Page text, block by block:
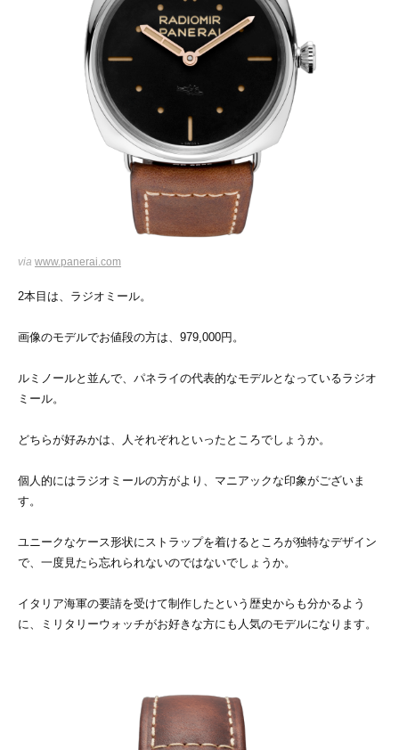
via www.panerai.com
2本目は、ラジオミール。
画像のモデルでお値段の方は、979,000円。
ルミノールと並んで、パネライの代表的なモデルとなっているラジオ
ミール。
どちらが好みかは、人それぞれといったところでしょうか。
個人的にはラジオミールの方がより、マニアックな印象がございま
す。
ユニークなケース形状にストラップを着けるところが独特なデザイン
で、一度見たら忘れられないのではないでしょうか。
イタリア海軍の要請を受けて制作したという歴史からも分かるよう
に、ミリタリーウォッチがお好きな方にも人気のモデルになります。